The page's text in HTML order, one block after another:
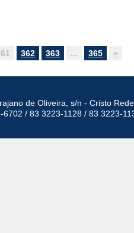
362 363 ... 365 »
de Oliveira, s/n - Cristo
6702 / 83 3223-1128 / 83 3223-